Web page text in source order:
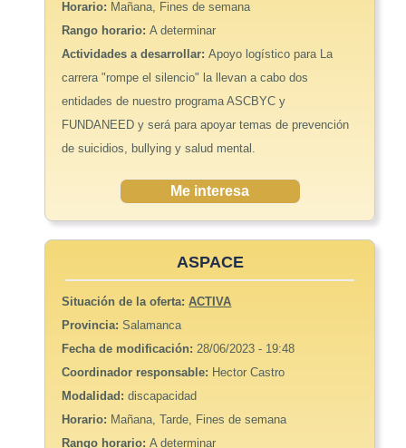
Horario: Mañana, Fines de semana
Rango horario:A determinar
Actividades a desarrollar:Apoyo logístico para La
carrera "rompe el silencio" la llevan a cabo dos
entidades de nuestro programa ASCBYC y
FUNDANEED y será para apoyar temas de prevención
de suicidios, bullying y salud mental.
Me interesa
ASPACE
Situación de la oferta:ACTIVA
Provincia:Salamanca
Fecha de modificación:28/06/2023 - 19:48
Coordinador responsable: Hector Castro
Modalidad:discapacidad
Horario: Mañana, Tarde, Fines de semana
Rango horario:A determinar